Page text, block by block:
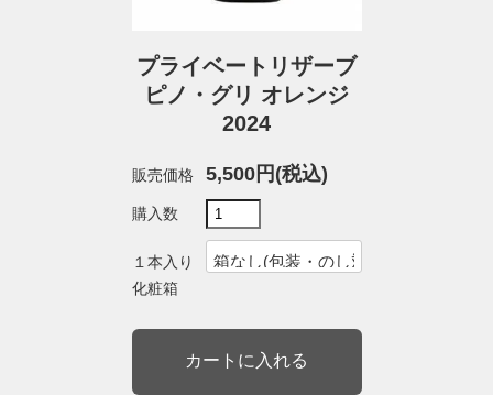
プライベートリザーブ
ピノ・グリ オレンジ
2024
販売価格 5,500円(税込)
購入数
１本入り
化粧箱